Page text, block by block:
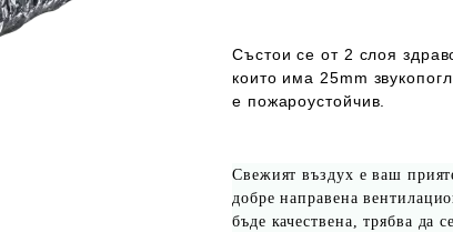
Състои се от 2 слоя
които има 25mm
е пожароустойчив.
Свежият въздух е ваш
добре направена
бъде качествена, трябва да